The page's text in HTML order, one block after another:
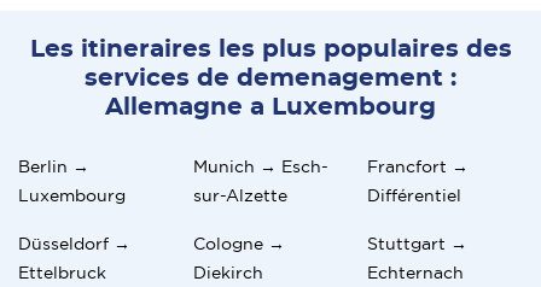
Les itineraires les plus populaires des
services de demenagement :
Allemagne a Luxembourg
Berlin →
Luxembourg
Munich → Esch-
sur-Alzette
Francfort →
Différentiel
Düsseldorf →
Ettelbruck
Cologne →
Diekirch
Stuttgart →
Echternach